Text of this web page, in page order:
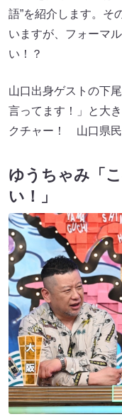
語”を紹介します。そ
いますが、フォーマ
い！？
山口出身ゲストの下
言ってます！」と大
クチャー！ 山口県民
ゆうちゃみ「
い！」